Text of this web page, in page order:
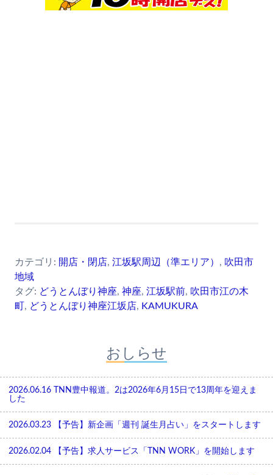
カテゴリ: 開店・閉店, 江坂駅周辺（準エリア） , 吹田市
地域
タグ: どうとんぼり神座, 神座, 江坂駅前, 吹田市江の木
町 , どうとんぼり神座江坂店, KAMUKURA
おしらせ
2026.06.16
TNN豊中報道。2は2026年6月15日で13周年を迎えま
した
2026.03.23 【予告】新企画「週刊 誕生月占い」をスタートします
2026.02.04 【予告】求人サービス「TNN WORK」を開始します